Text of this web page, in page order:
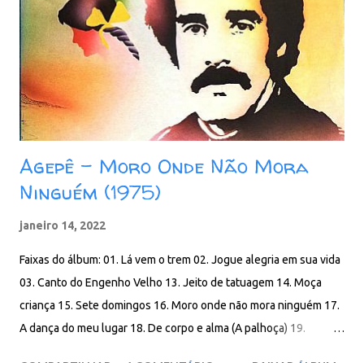
Agepê – Moro Onde Não Mora
Ninguém (1975)
janeiro 14, 2022
Faixas do álbum: 01. Lá vem o trem 02. Jogue alegria em sua vida
03. Canto do Engenho Velho 13. Jeito de tatuagem 14. Moça
criança 15. Sete domingos 16. Moro onde não mora ninguém 17.
A dança do meu lugar 18. De corpo e alma (A palhoça) 19.